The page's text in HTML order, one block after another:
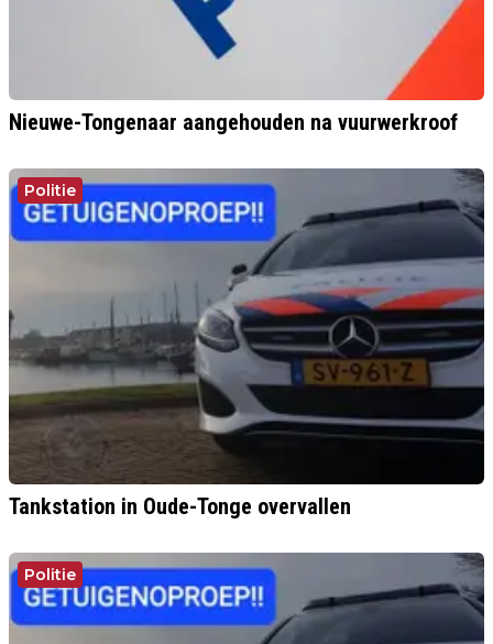
Nieuwe-Tongenaar aangehouden na vuurwerkroof
Politie
Tankstation in Oude-Tonge overvallen
Politie